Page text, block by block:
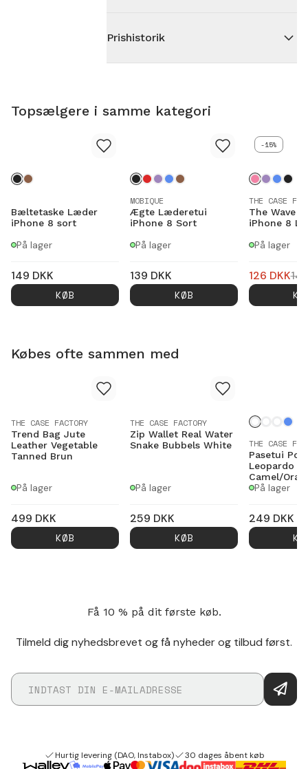
Prishistorik
Topsælgere i samme kategori
Bæltetaske Læder
iPhone 8 sort
På lager
149 DKK
KØB
MOBIQUE
Ægte Læderetui
iPhone 8 Sort
På lager
139 DKK
KØB
-15%
THE CASE
The Wave
iPhone 8
På lager
126 DKK
Købes ofte sammen med
THE CASE FACTORY
Trend Bag Jute
Leather Vegetable
Tanned Brun
På lager
499 DKK
KØB
THE CASE FACTORY
Zip Wallet Real Water
Snake Bubbels White
På lager
259 DKK
KØB
THE CASE
Pasetui
Leopardo
Camel/
På lager
249 DKK
Få 10 % på dit første køb.
Tilmeld dig nyhedsbrevet og få nyheder og tilbud først.
Hurtig levering (DAO, Instabox) 30 dages åbent køb